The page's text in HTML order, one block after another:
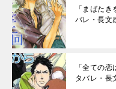
「まばた
バレ・長文
「全ての
タバレ・長